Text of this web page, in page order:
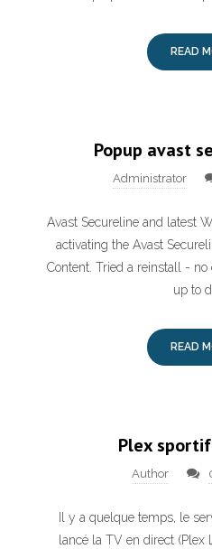
READ
Popup avast
Administrator
Avast Secureline and latest
activating the Avast
Content. Tried a reinstall -
up to
READ
Plex
Author
Il y a quelque temps, le
lancé la TV en direct (Plex